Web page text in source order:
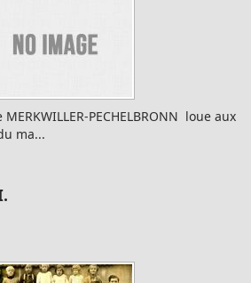
PECHELBRONN loue aux
ma...